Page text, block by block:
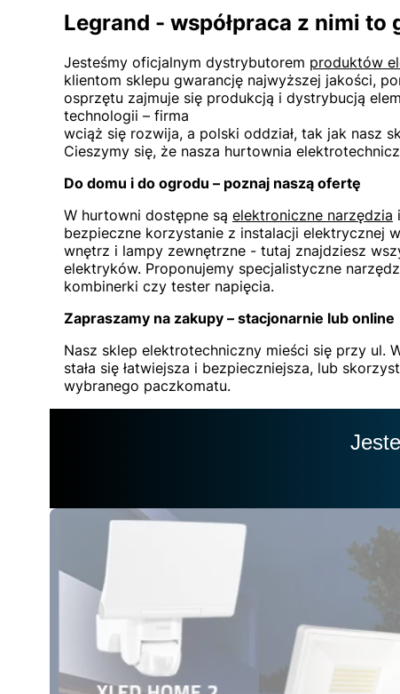
Legrand - współpraca z nimi
Jesteśmy oficjalnym dystrybutorem produktów
klientom sklepu gwarancję najwyższej jakości,
osprzętu zajmuje się produkcją i dystrybucją
technologii – firma
wciąż się rozwija, a polski oddział, tak jak nasz
Cieszymy się, że nasza hurtownia
Do domu i do ogrodu – poznaj naszą ofertę
W hurtowni dostępne są elektroniczne narzędzia
bezpieczne korzystanie z instalacji elektrycznej
wnętrz i lampy zewnętrzne - tutaj znajdziesz
elektryków. Proponujemy specjalistyczne
kombinerki czy tester napięcia.
Zapraszamy na zakupy – stacjonarnie lub online
Nasz sklep elektrotechniczny mieści się przy ul.
stała się łatwiejsza i bezpieczniejsza, lub
wybranego paczkomatu.